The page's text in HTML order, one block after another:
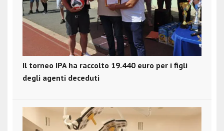
Il torneo IPA ha raccolto 19.440 euro per i figli
degli agenti deceduti